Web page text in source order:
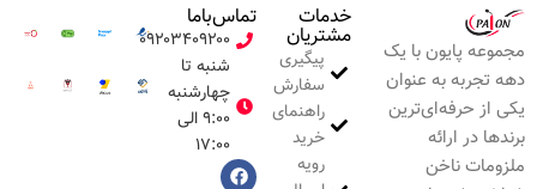
مجموعه پایون با یک
دهه تجربه به عنوان
یکی از حرفه‌ای‌ترین
برندها در ارائه
ملزومات ناخن
خدمات
مشتریان
پیگیری
سفارش
راهنمای
خرید
رویه
تماس‌با‌ما
۰۹۲۰۳۴۰۹۲۰۰
شنبه تا
چهارشنبه
۹:۰۰ الی
۱۷:۰۰